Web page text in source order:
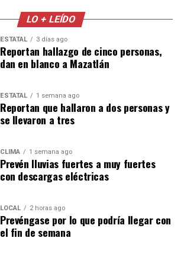
LO + LEÍDO
ESTATAL 3 días ago
Reportan hallazgo de cinco personas,
dan en blanco a Mazatlán
ESTATAL 1 semana ago
Reportan que hallaron a dos personas y
se llevaron a tres
CLIMA 1 semana ago
Prevén lluvias fuertes a muy fuertes
con descargas eléctricas
LOCAL 2 horas ago
Prevéngase por lo que podría llegar con
el fin de semana